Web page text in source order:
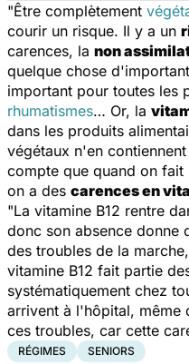
"Être complètement
courir un risque. Il y a un
carences, la non
quelque chose
important pour toutes les
rhumatismes… Or, la
dans les produits
végétaux n'en
compte que quand on
on a des carences en
"La vitamine B12 rentre
donc son absence donne
des troubles de la
vitamine B12 fait partie
systématiquement chez
arrivent à l'hôpital, même
ces troubles, car cette
RÉGIMES SENIORS